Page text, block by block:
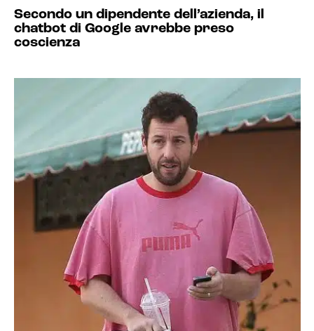
Secondo un dipendente dell’azienda, il
chatbot di Google avrebbe preso
coscienza